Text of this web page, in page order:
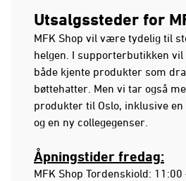
Utsalgssteder for
MFK Shop vil være tydelig til
helgen. I supporterbutikken vil
både kjente produkter som
bøttehatter. Men vi tar også
produkter til Oslo, inklusive
og en ny collegegenser.
Åpningstider fredag:
MFK Shop Tordenskiold: 11:00